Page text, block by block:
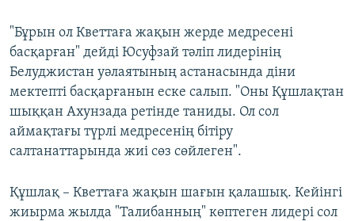
"Бұрын ол Кветтаға жақын жерде медресені
басқарған" дейді Юсуфзай тәліп лидерінің
Белуджистан уәлаятының астанасында діни
мектепті басқарғанын еске салып. "Оны Құшлақтан
шыққан Ахунзада ретінде таниды. Ол сол
аймақтағы түрлі медресенің бітіру
салтанаттарында жиі сөз сөйлеген".
Құшлақ – Кветтаға жақын шағын қалашық. Кейінгі
жиырма жылда "Талибанның" көптеген лидері сол